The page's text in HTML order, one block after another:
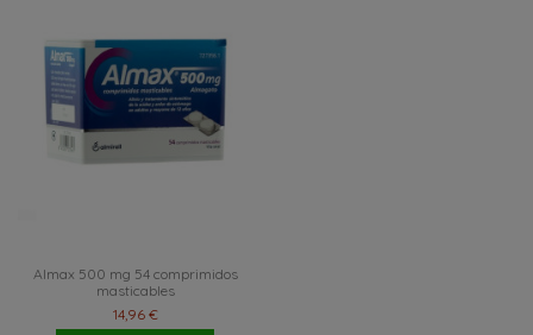
Almax 500 mg 54 comprimidos
masticables
14,96 €